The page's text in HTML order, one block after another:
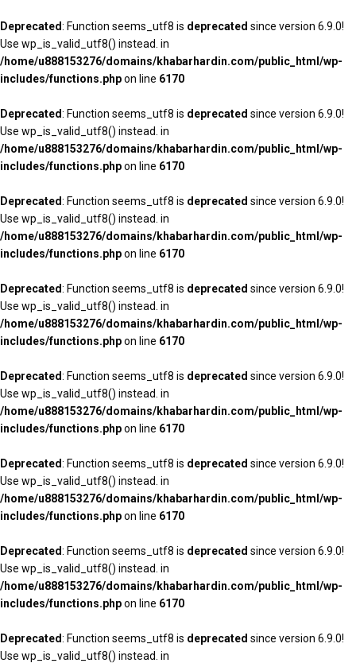
Deprecated: Function seems_utf8 is deprecated since version 6.9.0!
Use wp_is_valid_utf8() instead. in
/home/u888153276/domains/khabarhardin.com/public_html/wp-
includes/functions.phpon line 6170
Deprecated: Function seems_utf8 is deprecated since version 6.9.0!
Use wp_is_valid_utf8() instead. in
/home/u888153276/domains/khabarhardin.com/public_html/wp-
includes/functions.phpon line 6170
Deprecated: Function seems_utf8 is deprecated since version 6.9.0!
Use wp_is_valid_utf8() instead. in
/home/u888153276/domains/khabarhardin.com/public_html/wp-
includes/functions.phpon line 6170
Deprecated: Function seems_utf8 is deprecated since version 6.9.0!
Use wp_is_valid_utf8() instead. in
/home/u888153276/domains/khabarhardin.com/public_html/wp-
includes/functions.phpon line 6170
Deprecated: Function seems_utf8 is deprecated since version 6.9.0!
Use wp_is_valid_utf8() instead. in
/home/u888153276/domains/khabarhardin.com/public_html/wp-
includes/functions.phpon line 6170
Deprecated: Function seems_utf8 is deprecated since version 6.9.0!
Use wp_is_valid_utf8() instead. in
/home/u888153276/domains/khabarhardin.com/public_html/wp-
includes/functions.phpon line 6170
Deprecated: Function seems_utf8 is deprecated since version 6.9.0!
Use wp_is_valid_utf8() instead. in
/home/u888153276/domains/khabarhardin.com/public_html/wp-
includes/functions.phpon line 6170
Deprecated: Function seems_utf8 is deprecated since version 6.9.0!
Use wp_is_valid_utf8() instead. in